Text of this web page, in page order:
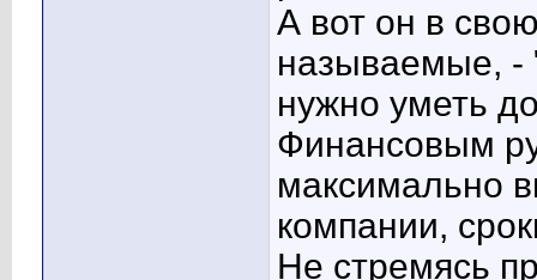
А вот он в
называемые, -
нужно уметь
Финансовым
максимально
компании,
Не стремясь